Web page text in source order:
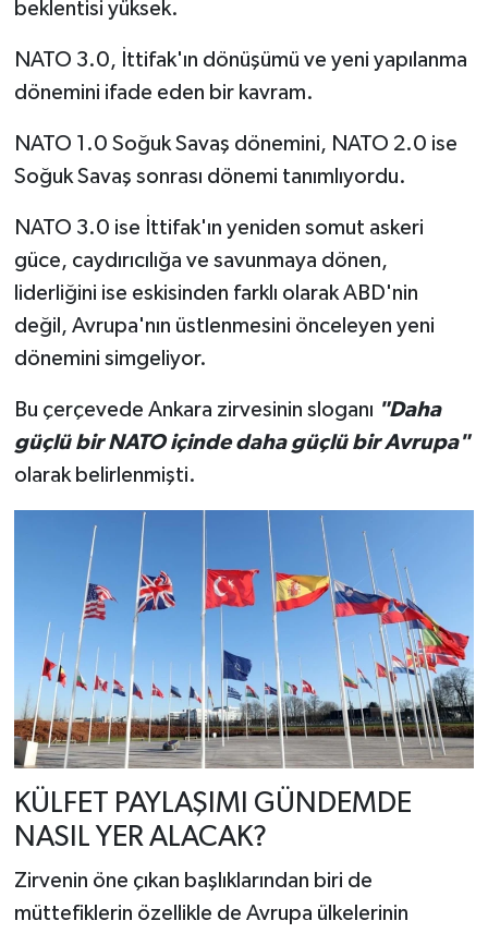
beklentisi yüksek.
NATO 3.0, İttifak'ın dönüşümü ve yeni yapılanma
dönemini ifade eden bir kavram.
NATO 1.0 Soğuk Savaş dönemini, NATO 2.0 ise
Soğuk Savaş sonrası dönemi tanımlıyordu.
NATO 3.0 ise İttifak'ın yeniden somut askeri
güce, caydırıcılığa ve savunmaya dönen,
liderliğini ise eskisinden farklı olarak ABD'nin
değil, Avrupa'nın üstlenmesini önceleyen yeni
dönemini simgeliyor.
Bu çerçevede Ankara zirvesinin sloganı "Daha
güçlü bir NATO içinde daha güçlü bir Avrupa"
olarak belirlenmişti.
KÜLFET PAYLAŞIMI GÜNDEMDE
NASIL YER ALACAK?
Zirvenin öne çıkan başlıklarından biri de
müttefiklerin özellikle de Avrupa ülkelerinin